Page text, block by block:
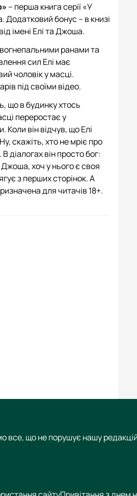
– перша книга серії «У
бонус – в книзі
імені Елі та Джоша.
ранами та
сил Елі має
чоловік у масці.
під своїми відео.
що в будинку хтось
переростає у
Коли він відчув, що Елі
скажіть, хто не мріє про
діалогах він просто бог:
хоч у нього є своя
з перших сторінок. А
для читачів 18+.
що не порушує нашу